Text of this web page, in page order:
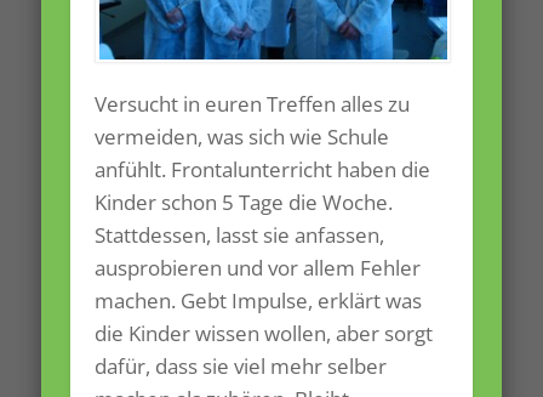
Versucht in euren Treffen alles zu
vermeiden, was sich wie Schule
anfühlt. Frontalunterricht haben die
Kinder schon 5 Tage die Woche.
Stattdessen, lasst sie anfassen,
ausprobieren und vor allem Fehler
machen. Gebt Impulse, erklärt was
die Kinder wissen wollen, aber sorgt
dafür, dass sie viel mehr selber